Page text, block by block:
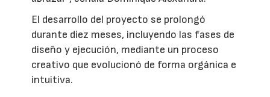
El desarrollo del proyecto se prolongó
durante diez meses, incluyendo las fases de
diseño y ejecución, mediante un proceso
creativo que evolucionó de forma orgánica e
intuitiva.